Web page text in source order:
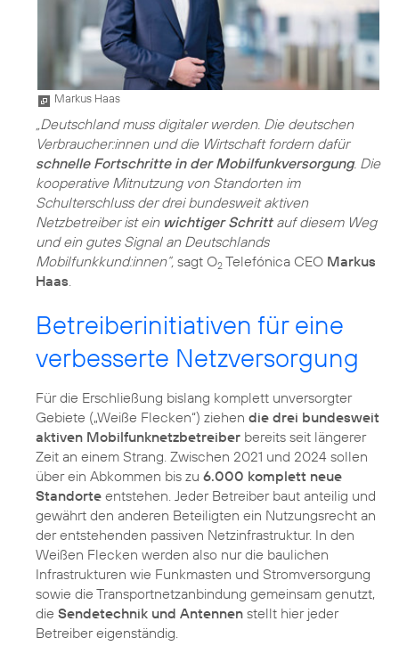
Markus Haas
„Deutschland muss digitaler werden. Die deutschen
Verbraucher:innen und die Wirtschaft fordern dafür
schnelle Fortschritte in der Mobilfunkversorgung. Die
kooperative Mitnutzung von Standorten im
Schulterschluss der drei bundesweit aktiven
Netzbetreiber ist ein wichtiger Schrittauf diesem Weg
und ein gutes Signal an Deutschlands
Mobilfunkkund:innen“, sagt O2 Telefónica CEO Markus
Haas.
Betreiberinitiativen für eine
verbesserte Netzversorgung
Für die Erschließung bislang komplett unversorgter
Gebiete („Weiße Flecken“) ziehen die drei bundesweit
aktiven Mobilfunknetzbetreiber bereits seit längerer
Zeit an einem Strang. Zwischen 2021 und 2024 sollen
über ein Abkommen bis zu 6.000 komplett neue
Standorte entstehen. Jeder Betreiber baut anteilig und
gewährt den anderen Beteiligten ein Nutzungsrecht an
der entstehenden passiven Netzinfrastruktur. In den
Weißen Flecken werden also nur die baulichen
Infrastrukturen wie Funkmasten und Stromversorgung
sowie die Transportnetzanbindung gemeinsam genutzt,
die Sendetechnik und Antennen stellt hier jeder
Betreiber eigenständig.